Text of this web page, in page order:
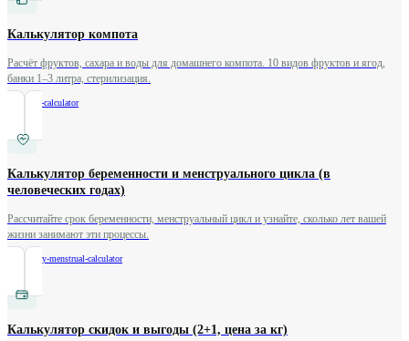
Калькулятор компота
Расчёт фруктов, сахара и воды для домашнего компота. 10 видов фруктов и ягод,
банки 1–3 литра, стерилизация.
compote-calculator
Калькулятор беременности и менструального цикла (в
человеческих годах)
Рассчитайте срок беременности, менструальный цикл и узнайте, сколько лет вашей
жизни занимают эти процессы.
pregnancy-menstrual-calculator
Калькулятор скидок и выгоды (2+1, цена за кг)